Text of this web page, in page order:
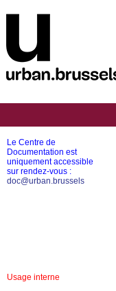
Le Centre de
Documentation est
uniquement accessible
sur rendez-vous :
doc@urban.brussels
Usage interne